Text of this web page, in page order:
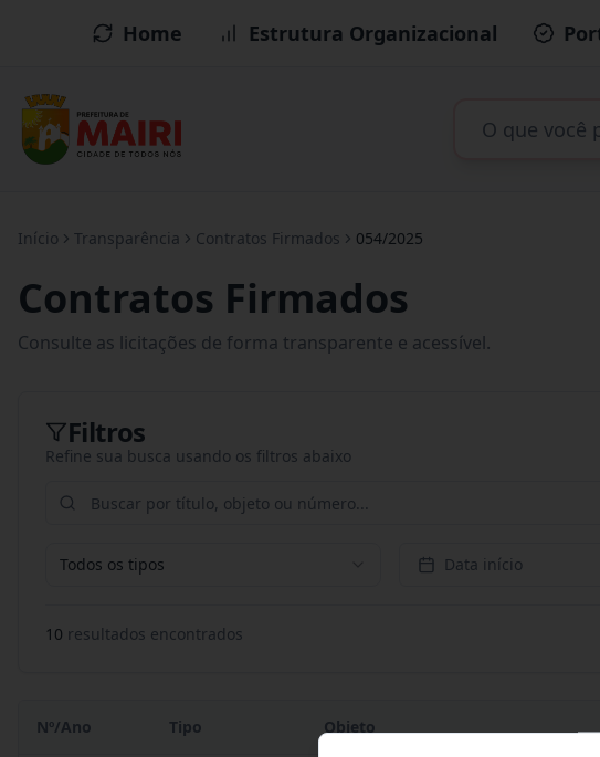
Home Estrutura Organizacional
Início Transparência Contratos Firmados 054/2025
Contratos Firmados
Consulte as licitações de forma transparente e acessível.
Filtros
Refine sua busca usando os filtros abaixo
Todos os tipos Data início
10 resultados encontrados
Nº/Ano Tipo Objeto